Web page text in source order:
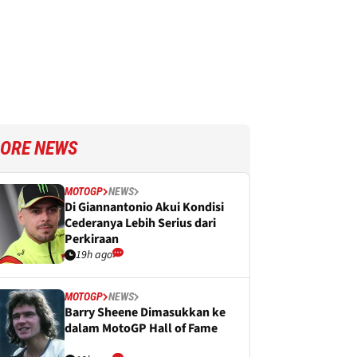
NEWS
MOTOGP NEWS
Di Giannantonio Akui Kondisi
Cederanya Lebih Serius dari
Perkiraan
19h ago
MOTOGP NEWS
Barry Sheene Dimasukkan ke
dalam MotoGP Hall of Fame